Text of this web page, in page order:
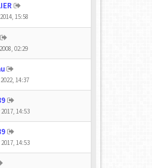
15:58
02:29
14:37
14:53
14:53